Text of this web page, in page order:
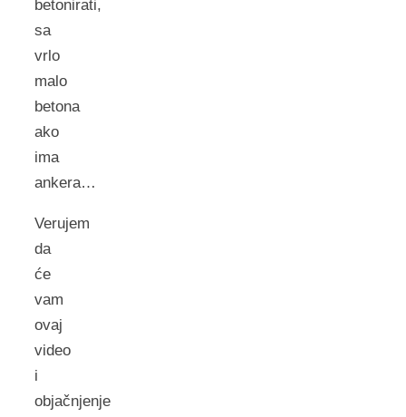
betonirati,
sa
vrlo
malo
betona
ako
ima
ankera…
Verujem
da
će
vam
ovaj
video
i
objačnjenje